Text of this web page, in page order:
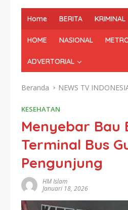
Home BERITA KRIMINAL
HOME NASIONAL
ADVERTORIAL
Beranda NEWS TV
KESEHATAN
Menyebar Bau
Terminal Bus
Pengunjung
HM Islam
Januari 18, 2026